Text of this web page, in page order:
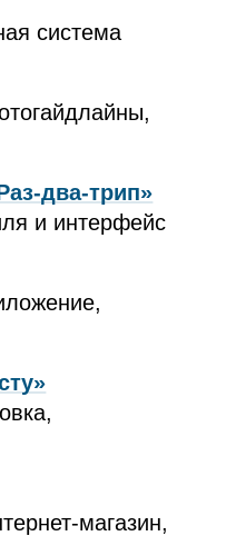
система
и интерфейс